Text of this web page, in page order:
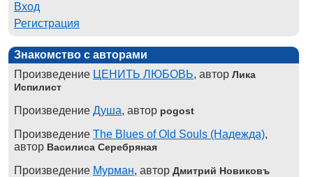
Вход
Регистрация
Знакомство с авторами
Произведение ЦЕНИТЬ ЛЮБОВЬ, автор Лика
Испилист
Произведение Душа, автор pogost
Произведение The Blues of Old Souls (Надежда),
автор Василиса Серебряная
Произведение Мурман, автор Дмитрий Новиковъ